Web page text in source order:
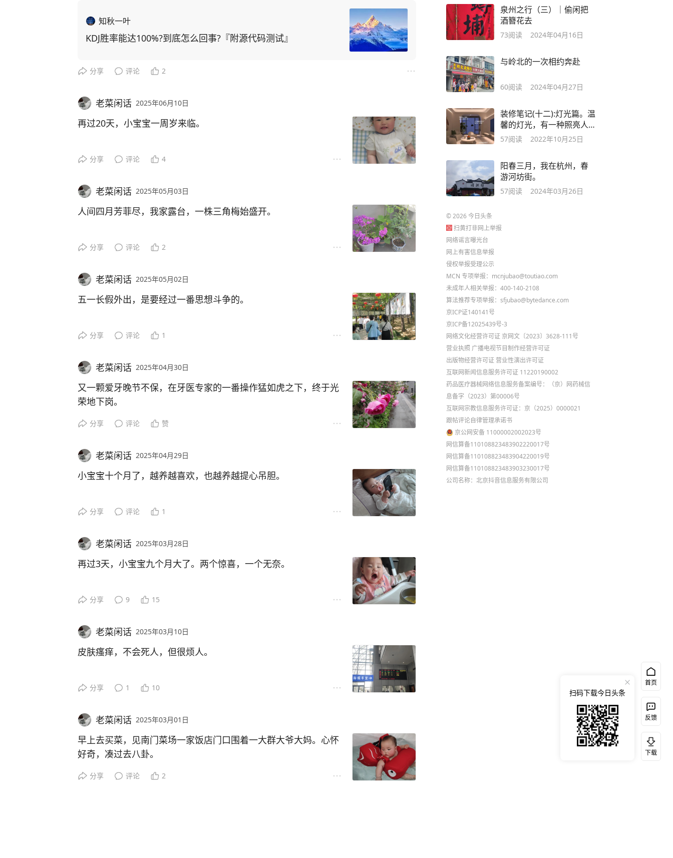
脸上，手臂，腿上，到处伤痕累累。这边刚红肿消褪，那边又新伤
那天我推车出去，经过小区外围墙，就遭到了四五只蚊子的围追堵
截，而且专叮小宝贝。
大包天的蚊子虰牢了。
防不胜防啊！
虽然她还不会用语言来表达，但已经能基本听懂我们给她讲的话。
不会表达，小家伙会用她自己的方式来实现目的。她会用手来拉我
电灯开关，玩具，播放器，甚至电风扇……，手机也玩得有模有
样，用小手指划呀划，估计过不了多久，告诉她密码，就会开机
了。
至于其他技能，该会的，差不多都会。
恭喜恭喜、再见再见、做眯眯眼，听到音乐声就开始双手舞蹈，吓
一跳的时候会用手拍拍自己的胸口，用汤匙吃东西，扶着围栏站立
这一年，从呱呱落地到活泼可爱，我们陪伴小家伙一起长大，寸步
小朋友的纯真与可爱，还略带一点小狡黠，真的可以融化到你。
处，累并快乐着。
在小宝贝一周岁生日之际，匆匆忙忙、杂乱无章写上一些，以表纪
念。
知秋一叶
KDJ胜率能达100%?到底怎么回事?『附源代码测试』
分享 评论 2
老菜闲话 2025年06月10日
再过20天，小宝宝一周岁来临。
向，嘴上念念有词，让我们满足她的需求。
视野感。
随着小家伙的日益成长，我们提心吊胆的占比也越来越多，即便小
边紧张地用手扶着她，不知是我不小心走了神，还是小家伙小腿发
了软，一瞬间，她侧向倒了下去，小脑袋着地，发出清脆的声响。
小家伙哇哇大哭，且持续了好长时间，这是我们照看以来从未经历
过她如此这般，可见这次的摔倒，是何等疼痛。小宝宝平时挺熬痛
的。
我的心情瞬间不好，自责不已。百密一疏，一疏就出大事。
定很难受，谁养谁知道。
分享 评论 4
老菜闲话 2025年05月03日
人间四月芳菲尽，我家露台，一株三角梅始盛开。
然后，惊喜不期而至，今年四月下旬，默默无闻的她，突然之间，
美好的东西，她的出现，不必期盼，只需保持一份耐心即可。
五月初头，正是收获的时节。
不但收获眼福，也收获了口福。
前些日子种下的辣椒，很快开花结了果。
蛋炒饭有它的点缀，味道提升了一个维度。
三角梅旁边的黄瓜与西红柿，与辣椒一同从菜市场淘来的。都开了
同样是网购，我上次搞来的小葱种子，撒下后却一直没见动静，白
小小露台，俨然成了未来退休生活的试验田。
分享 评论 2
老菜闲话 2025年05月02日
五一长假外出，是要经过一番思想斗争的。
最终，“去”占了上风。
次行程。
一个多小时车程。
最大的惊喜，小宝宝上车就睡，全程游玩开开心心，回程车上又酣
线上订的门票。到景区仍要排队领票，太Low了。
票。
且都随身携带小朋友。于心何忍。
门票有三个园区可玩。动物王国，海洋世界，水母馆。
小宝宝十个月大，似懂非懂。当真实地看到羊驼的时候，兴奋得手
舞足蹈。
家里之前有一只毛绒羊驼，洁白如云，安放在沙发背上。一直在“羊
驼驼，羊驼驼”地灌输，所以小家伙对羊驼这个可爱的动物有一定的
分享 评论 1
老菜闲话 2025年04月30日
又一颗爱牙晚节不保，在牙医专家的一番操作猛如虎之下，终于光
荣地下岗。
它的接班人将会是一颗价值不菲的烤瓷牙。
拔牙后的重建工作有两个方案，可以二选一。
种植比较费时，因为曾种过一颗，有经验，得跑5趟。也费钱，那
说，一烤，得手牵手烤三颗。
跑牙医的次数可能会少点，大概流程是:先取模，装上假牙，再安装
拔牙后，需2-3个月方可实施重建。这期间，辛苦右侧的牙兄们
了。
待施工完毕，该轮到左侧的牙兄们上场作贡献了。
分享 评论 赞
老菜闲话 2025年04月29日
小宝宝十个月了，越养越喜欢，也越养越提心吊胆。
一是，怕她生病。像昨天，小家伙一整天在流鼻涕，还有口水，口
这段时间，天气若冷若热，衣服难穿。前天给她穿了短袖，在小区
她有个很不好的习惯，坐着时，会突然后仰倒地。大概是模仿我们
在她身边躺着，她也想躺下。
但她躺下的动作，会让人魂飞魄散。
分享 评论 1
老菜闲话 2025年03月28日
再过3天，小宝宝九个月大了。两个惊喜，一个无奈。
或许是白天玩累了，精力得到充分释放，临睡前，竟主动拒绝她宝
惊喜二:
连续两周，不再吃夜奶。
之前每晚非得整一顿夜奶不可，时间点大概在凌晨四点左右，太费
她宝妈了。
分享 9 15
老菜闲话 2025年03月10日
皮肤瘙痒，不会死人，但很烦人。
你抓得血流成河为止。
穷尽一切中西药膏，能治一时，却难断根。
跟痔疮一样，达到某种程度，非求医不可，靠自己瞎折腾，徒添烦
分享 1 10
老菜闲话 2025年03月01日
早上去买菜，见南门菜场一家饭店门口围着一大群大爷大妈。心怀
好奇，凑过去八卦。
一位中年男子正挥铲炒着一大锅饭，围着的人太多，每人拿着一只
分享 评论 2
泉州之行（三）｜偷闲把
酒簪花去
73阅读 2024年04月16日
与岭北的一次相约奔赴
60阅读 2024年04月27日
装修笔记(十二):灯光篇。温
馨的灯光，有一种照亮人
生的味道
57阅读 2022年10月25日
阳春三月，我在杭州，春
游河坊街。
57阅读 2024年03月26日
©2026今日头条
扫黄打非网上举报
网络谣言曝光台
网上有害信息举报
侵权举报受理公示
MCN 专项举报：mcnjubao@toutiao.com
未成年人相关举报：400-140-2108
算法推荐专项举报：sfjubao@bytedance.com
京ICP证140141号
京ICP备12025439号-3
网络文化经营许可证 京网文〔2023〕3628-111号
营业执照 广播电视节目制作经营许可证
出版物经营许可证 营业性演出许可证
互联网新闻信息服务许可证 11220190002
药品医疗器械网络信息服务备案编号：（京）网药械信
息备字（2023）第00006号
互联网宗教信息服务许可证：京（2025）0000021
跟帖评论自律管理承诺书
京公网安备 11000002002023号
网信算备110108823483902220017号
网信算备110108823483904220019号
网信算备110108823483903230017号
公司名称：北京抖音信息服务有限公司
首页
反馈
下载
扫码下载今日头条